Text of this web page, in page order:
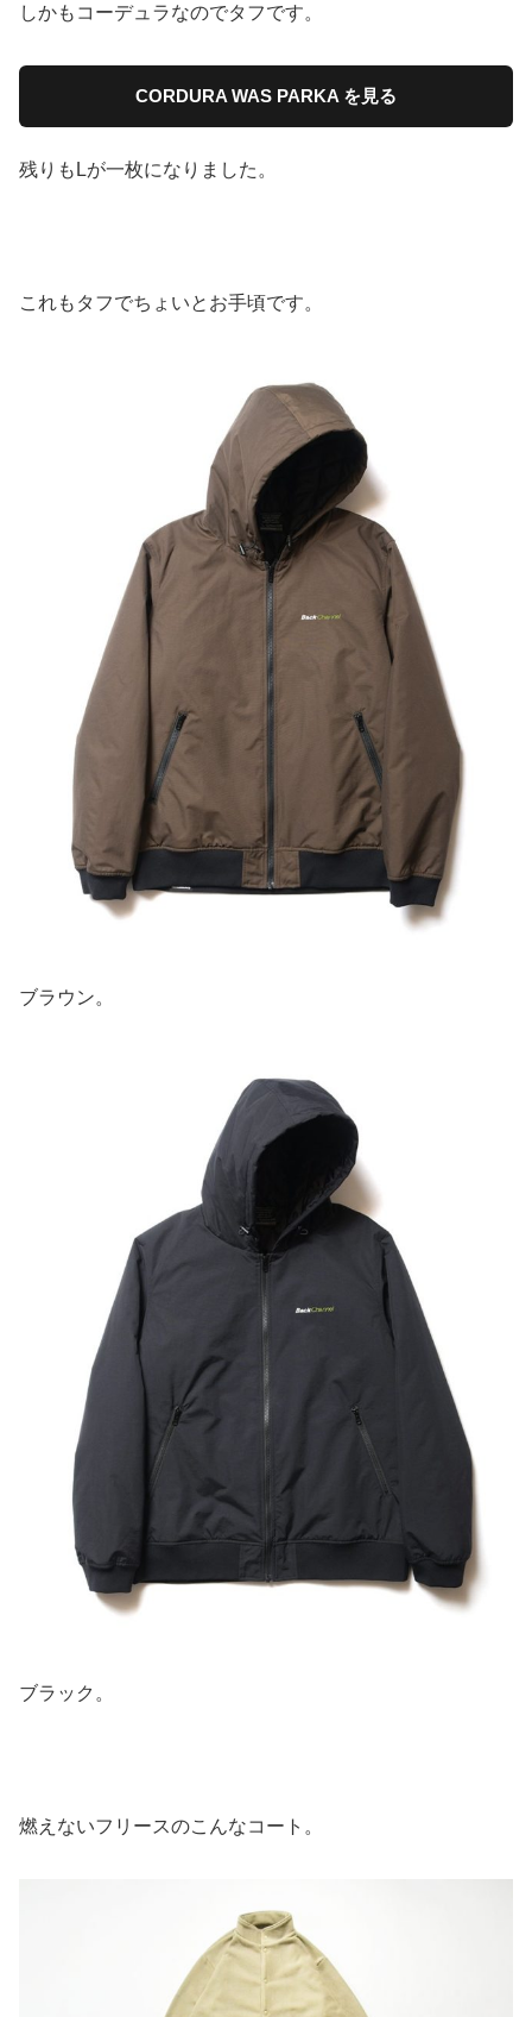
しかもコーデュラなのでタフです。
CORDURA WAS PARKA を見る
残りもLが一枚になりました。
これもタフでちょいとお手頃です。
ブラウン。
ブラック。
燃えないフリースのこんなコート。